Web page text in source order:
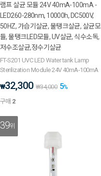
램프 살균 모듈 24V 40mA-100mA -
LED260-280nm, 10000h, DC500V,
50HZ, 가습기살균, 물탱크살균, 살균모
듈, 물탱크LED모듈, UV살균, 식수소독,
저수조살균,정수기살균
FT-S201 UVC LED Water tank Lamp
Sterilization Module 24V 40mA-100mA
₩32,300 ₩34,000 5%
구매 2
39위